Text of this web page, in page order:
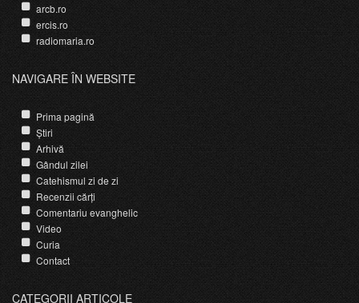
arcb.ro
ercis.ro
radiomaria.ro
NAVIGARE ÎN WEBSITE
Prima pagină
Știri
Arhivă
Gândul zilei
Catehismul zi de zi
Recenzii cărți
Comentariu evanghelic
Video
Curia
Contact
CATEGORII ARTICOLE